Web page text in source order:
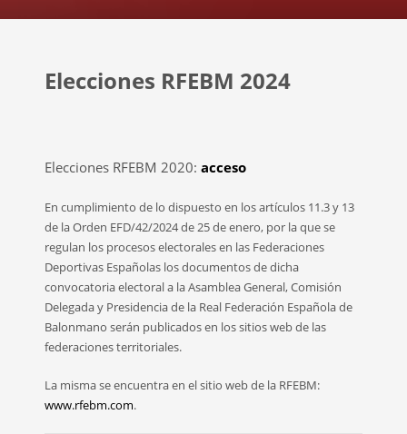
Elecciones RFEBM 2024
Elecciones RFEBM 2020: acceso
En cumplimiento de lo dispuesto en los artículos 11.3 y 13
de la Orden EFD/42/2024 de 25 de enero, por la que se
regulan los procesos electorales en las Federaciones
Deportivas Españolas los documentos de dicha
convocatoria electoral a la Asamblea General, Comisión
Delegada y Presidencia de la Real Federación Española de
Balonmano serán publicados en los sitios web de las
federaciones territoriales.
La misma se encuentra en el sitio web de la RFEBM:
www.rfebm.com.